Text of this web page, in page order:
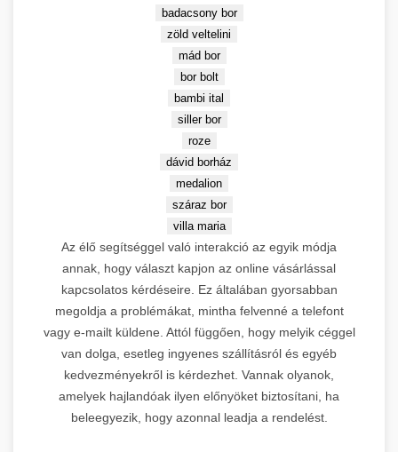
Keresőmarketing
ügynökség és webfejlesztés CRS
Budapest Kft. mesterséges
intelligencia alapú linképítési
megoldásokkal. AI-powered
Domain Rating:43 |Innováció:
AI linképítés technológia
4.
RothCreative AI
megoldások
→
💎 Stabil Közepes DA
Partnerek (DR 15-30)
5.
🇦🇹
SEO Agentur Wien
badacsony bor
zöld veltelini
mád bor
bor bolt
bambi ital
siller bor
roze
dávid borház
medalion
száraz bor
villa maria
Az élő segítséggel való interakció az egyik módja
annak, hogy választ kapjon az online vásárlással
kapcsolatos kérdéseire. Ez általában gyorsabban
megoldja a problémákat, mintha felvenné a telefont
vagy e-mailt küldene. Attól függően, hogy melyik céggel
van dolga, esetleg ingyenes szállításról és egyéb
kedvezményekről is kérdezhet. Vannak olyanok,
amelyek hajlandóak ilyen előnyöket biztosítani, ha
beleegyezik, hogy azonnal leadja a rendelést.